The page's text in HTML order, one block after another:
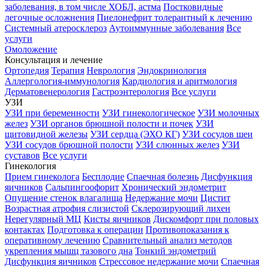
заболевания, в том числе ХОБЛ, астма Постковидные
легочные осложнения Пиелонефрит толерантный к лечению
Системный атеросклероз Аутоиммунные заболевания Все
услуги
Омоложение
Консультация и лечение
Ортопедия Терапия Неврология Эндокринология
Аллергология-иммунология Кардиология и аритмология
Дерматовенерология Гастроэнтерология Все услуги
УЗИ
УЗИ при беременности УЗИ гинекологическое УЗИ молочных
желез УЗИ органов брюшной полости и почек УЗИ
щитовидной железы УЗИ сердца (ЭХО КГ) УЗИ сосудов шеи
УЗИ сосудов брюшной полости УЗИ слюнных желез УЗИ
суставов Все услуги
Гинекология
Прием гинеколога Бесплодие Спаечная болезнь Дисфункция
яичников Сальпингоофорит Хронический эндометрит
Опущение стенок влагалища Недержание мочи Цистит
Возрастная атрофия слизистой Склерозирующий лихен
Нерегулярный МЦ Кисты яичников Дискомфорт при половых
контактах Подготовка к операции Противопоказания к
оперативному лечению Сравнительный анализ методов
укрепления мышц тазового дна Тонкий эндометрий
Дисфункция яичников Стрессовое недержание мочи Спаечная